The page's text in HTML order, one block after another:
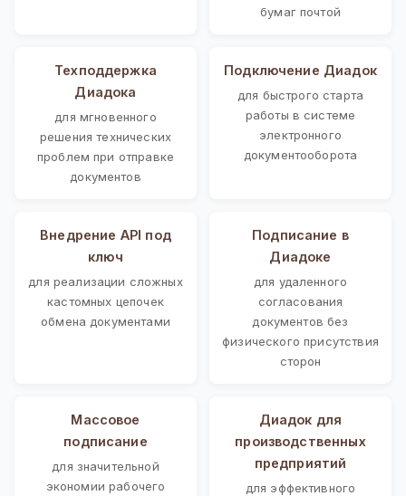
бумаг почтой
Техподдержка
Диадока
для мгновенного
решения технических
проблем при отправке
документов
Подключение Диадок
для быстрого старта
работы в системе
электронного
документооборота
Внедрение API под
ключ
для реализации сложных
кастомных цепочек
обмена документами
Подписание в
Диадоке
для удаленного
согласования
документов без
физического присутствия
сторон
Массовое
подписание
для значительной
экономии рабочего
Диадок для
производственных
предприятий
для эффективного